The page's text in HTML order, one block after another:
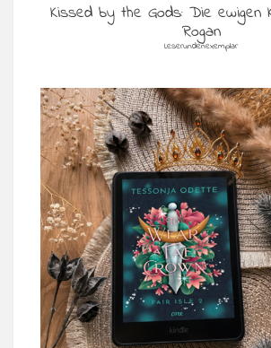
Kissed by the Gods: Die ewigen
Rogan
Leserundenexemplar